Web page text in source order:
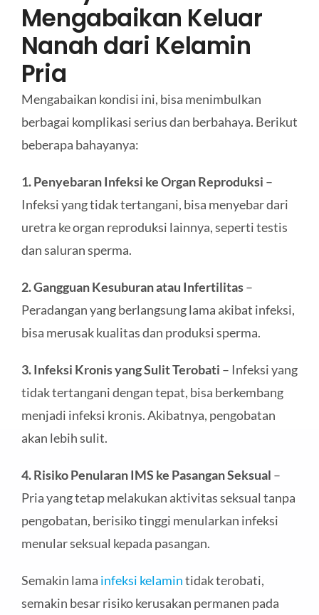
Mengabaikan Keluar
Nanah dari Kelamin
Pria
Mengabaikan kondisi ini, bisa menimbulkan
berbagai komplikasi serius dan berbahaya. Berikut
beberapa bahayanya:
1. Penyebaran Infeksi ke Organ Reproduksi –
Infeksi yang tidak tertangani, bisa menyebar dari
uretra ke organ reproduksi lainnya, seperti testis
dan saluran sperma.
2. Gangguan Kesuburan atau Infertilitas–
Peradangan yang berlangsung lama akibat infeksi,
bisa merusak kualitas dan produksi sperma.
3. Infeksi Kronis yang Sulit Terobati – Infeksi yang
tidak tertangani dengan tepat, bisa berkembang
menjadi infeksi kronis. Akibatnya, pengobatan
akan lebih sulit.
4. Risiko Penularan IMS ke Pasangan Seksual –
Pria yang tetap melakukan aktivitas seksual tanpa
pengobatan, berisiko tinggi menularkan infeksi
menular seksual kepada pasangan.
Semakin lama infeksi kelamintidak terobati,
semakin besar risiko kerusakan permanen pada